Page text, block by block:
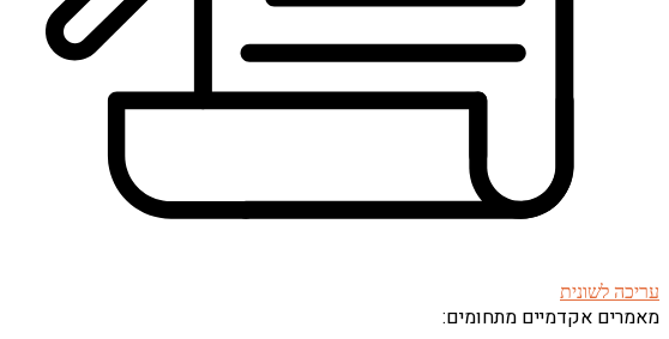
עריכה לשונית
מאמרים אקדמיים מתחומים: